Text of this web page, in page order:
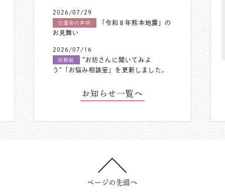
2026/07/29
日蓮宗の声明
「令和８年熊本地震」の
お見舞い
2026/07/16
宗務院
”お坊さんに聞いてみよ
う”「お悩み相談室」を更新しました。
お知らせ一覧へ
ページの先頭へ